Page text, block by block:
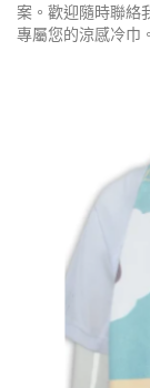
案。歡迎隨時聯絡
專屬您的涼感冷巾。